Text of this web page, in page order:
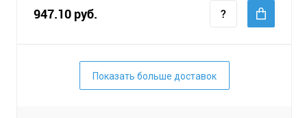
947.10 руб.
Показать больше доставок